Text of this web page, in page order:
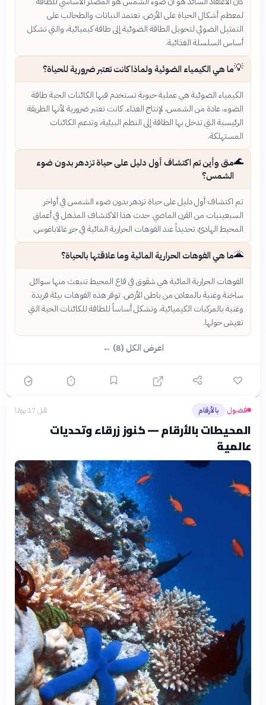
لمعظم أشكال الحياة على الأرض. تعتمد النباتات والطحالب على
التمثيل الضوئي لتحويل الطاقة الضوئية إلى طاقة كيميائية، والتي تشكل
أساس السلسلة الغذائية.
💡ما هي الكيمياء الضوئية ولماذا كانت تعتبر ضرورية للحياة؟
الكيمياء الضوئية هي عملية حيوية تستخدم فيها الكائنات الحية طاقة
الضوء، عادة من الشمس، لإنتاج الغذاء. كانت تعتبر ضرورية لأنها الطريقة
الرئيسية التي تدخل بها الطاقة إلى النظم البيئية، وتدعم الكائنات
المستهلكة.
🌊متى وأين تم اكتشاف أول دليل على حياة تزدهر بدون ضوء
الشمس؟
تم اكتشاف أول دليل على حياة تزدهر بدون ضوء الشمس في أواخر
السبعينيات من القرن الماضي. حدث هذا الاكتشاف المذهل في أعماق
المحيط الهادئ، تحديداً عند الفوهات الحرارية المائية في جزر غالاباغوس.
🌋ما هي الفوهات الحرارية المائية وما علاقتها بالحياة؟
الفوهات الحرارية المائية هي شقوق في قاع المحيط تنبعث منها سوائل
ساخنة وغنية بالمعادن من باطن الأرض. توفر هذه الفوهات بيئة فريدة
وغنية بالمركبات الكيميائية، وتشكل أساساً للطاقة للكائنات الحية التي
تعيش حولها.
اعرض الكل (8) ←
فضول› بالأرقام قبل 17 يومًا
المحيطات بالأرقام — كنوز زرقاء وتحديات
عالمية